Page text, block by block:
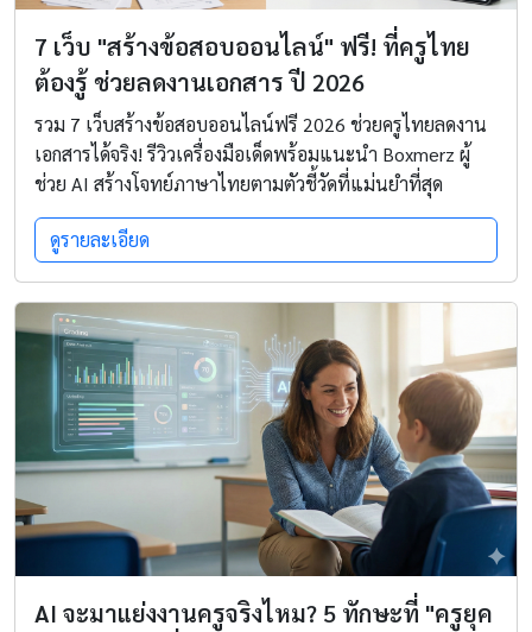
7 เว็บ "สร้างข้อสอบออนไลน์" ฟรี! ที่ครูไทย
ต้องรู้ ช่วยลดงานเอกสาร ปี 2026
รวม 7 เว็บสร้างข้อสอบออนไลน์ฟรี 2026 ช่วยครูไทยลดงาน
เอกสารได้จริง! รีวิวเครื่องมือเด็ดพร้อมแนะนำ Boxmerz ผู้
ช่วย AI สร้างโจทย์ภาษาไทยตามตัวชี้วัดที่แม่นยำที่สุด
ดูรายละเอียด
AI จะมาแย่งงานครูจริงไหม? 5 ทักษะที่ "ครูยุค